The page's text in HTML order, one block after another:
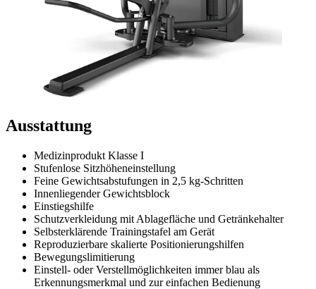
Ausstattung
Medizinprodukt Klasse I
Stufenlose Sitzhöheneinstellung
Feine Gewichtsabstufungen in 2,5 kg-Schritten
Innenliegender Gewichtsblock
Einstiegshilfe
Schutzverkleidung mit Ablagefläche und Getränkehalter
Selbsterklärende Trainingstafel am Gerät
Reproduzierbare skalierte Positionierungshilfen
Bewegungslimitierung
Einstell- oder Verstellmöglichkeiten immer blau als
Erkennungsmerkmal und zur einfachen Bedienung